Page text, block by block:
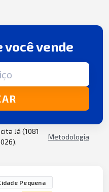
você vende
Já (1081
Metodologia
Pequena